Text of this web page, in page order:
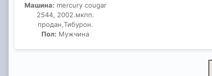
Машина: mercury cougar
2544, 2002.мкпп.
продан,Тибурон.
Пол: Мужчина